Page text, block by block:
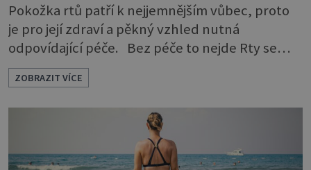
Pokožka rtů patří k nejjemnějším vůbec, proto
je pro její zdraví a pěkný vzhled nutná
odpovídající péče. Bez péče to nejde Rty se
neliší jen barvou, ale také mnohem tenčí
povrchovou vrstvou než ostatní pleť a pokožka.
Nezvláčňují je žádné mazové žlázy, proto jsou
rty mnohem choulostivější a náchylné k
vysychání a praskání. Balzám na rty je proto
nutnou základní výbavou, pokud chce
ZOBRAZIT VÍCE